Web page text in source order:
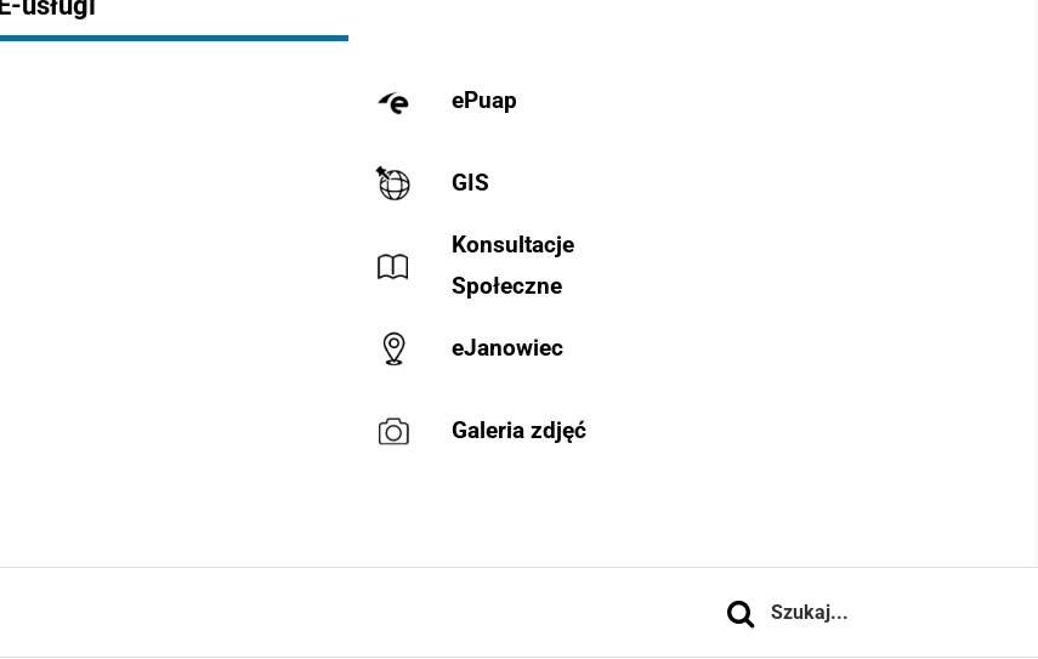
ePuap
GIS
Konsultacje
Społeczne
eJanowiec
Galeria zdjęć
Szukaj